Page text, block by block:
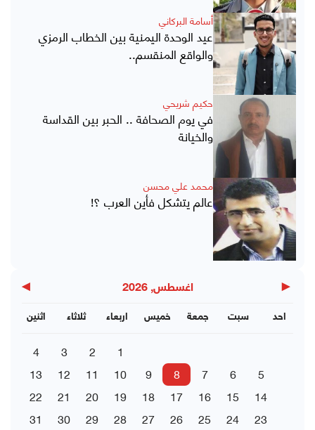
أسامة البركاني
عيد الوحدة اليمنية بين الخطاب الرمزي
والواقع المنقسم..
حكيم شريحي
في يوم الصحافة .. الحبر بين القداسة
والخيانة
محمد علي محسن
عالم يتشكل فأين العرب ؟!
◀ اغسطس, 2026 ▶
اثنين ثلاثاء اربعاء خميس جمعة سبت احد
1
2
3
4
5
6
7
8
9
10
11
12
13
14
15
16
17
18
19
20
21
22
23
24
25
26
27
28
29
30
31